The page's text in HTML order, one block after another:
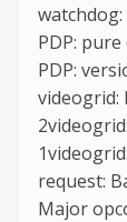
PDP:
PDP:
videogrid:
request:
Major